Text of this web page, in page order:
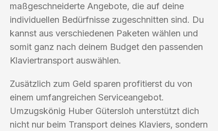
maßgeschneiderte Angebote, die auf deine
individuellen Bedürfnisse zugeschnitten sind. Du
kannst aus verschiedenen Paketen wählen und
somit ganz nach deinem Budget den passenden
Klaviertransport auswählen.
Zusätzlich zum Geld sparen profitierst du von
einem umfangreichen Serviceangebot.
Umzugskönig Huber Gütersloh unterstützt dich
nicht nur beim Transport deines Klaviers, sondern